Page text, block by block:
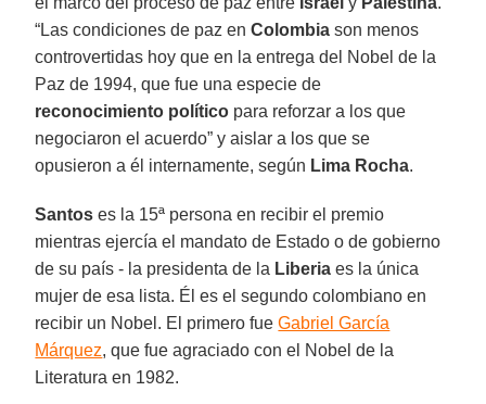
“Las condiciones de paz enColombia son menos
controvertidas hoy que en la entrega del Nobel de la
Paz de 1994, que fue una especie de
reconocimiento político para reforzar a los que
negociaron el acuerdo” y aislar a los que se
opusieron a él internamente, según Lima Rocha.
Santos es la 15ª persona en recibir el premio
mientras ejercía el mandato de Estado o de gobierno
de su país - la presidenta de la Liberia es la única
mujer de esa lista. Él es el segundo colombiano en
recibir un Nobel. El primero fueGabriel García
Márquez, que fue agraciado con el Nobel de la
Literatura en 1982.